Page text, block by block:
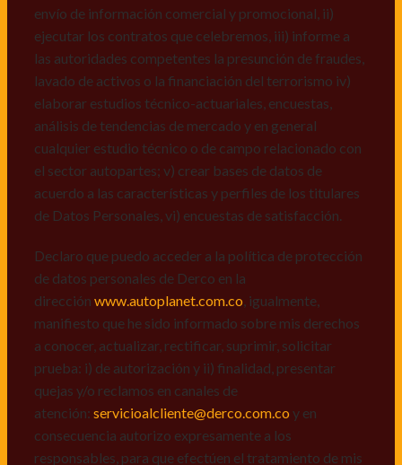
recall.
Declaro que puedo acceder a la política de protección
de datos personales de Derco en la
direcciónwww.autoplanet.com.co, igualmente,
manifiesto que he sido informado sobre mis derechos
a conocer, actualizar, rectificar, suprimir, solicitar
prueba: i) de autorización y ii) finalidad, presentar
quejas y/o reclamos en canales de
atención: servicioalcliente@derco.com.coy en
responsables, para que efectúen el tratamiento de mis
datos conforme lo expuesto.
envío de información comercial y promocional, ii)
ejecutar los contratos que celebremos, iii) informe a
las autoridades competentes la presunción de fraudes,
lavado de activos o la financiación del terrorismo iv)
elaborar estudios técnico-actuariales, encuestas,
análisis de tendencias de mercado y en general
cualquier estudio técnico o de campo relacionado con
el sector autopartes; v) crear bases de datos de
acuerdo a las características y perfiles de los titulares
de Datos Personales, vi) encuestas de satisfacción.
Declaro que puedo acceder a la política de protección
de datos personales de Derco en la
dirección www.autoplanet.com.co , igualmente,
manifiesto que he sido informado sobre mis derechos
a conocer, actualizar, rectificar, suprimir, solicitar
prueba: i) de autorización y ii) finalidad, presentar
quejas y/o reclamos en canales de
atención: servicioalcliente@derco.com.co y en
consecuencia autorizo expresamente a los
responsables, para que efectúen el tratamiento de mis